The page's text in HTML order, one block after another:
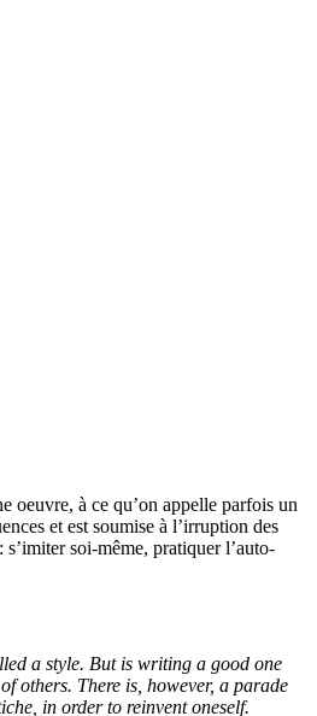
oeuvre, à ce qu’on appelle parfois un
et est soumise à l’irruption des
soi-même, pratiquer l’auto-
a style. But is writing a good one
others. There is, however, a parade
in order to reinvent oneself.